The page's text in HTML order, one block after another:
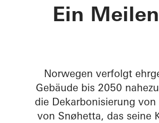
Ein
Norwegen verfolgt
Gebäude bis 2050
die Dekarbonisierung
von Snøhetta, das seine